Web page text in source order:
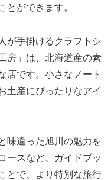
とができます。
が手掛けるクラフトシ
房」は、北海道産の素
店です。小さなノート
土産にぴったりなアイ
味違った旭川の魅力を
ースなど、ガイドブッ
とで、より特別な旅行